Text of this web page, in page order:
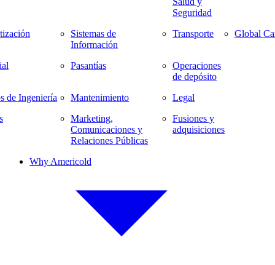
de Ingeniería
Sistemas de
Información
Pasantías
Mantenimiento
Marketing,
Comunicaciones y
Relaciones Públicas
Seguridad
Transporte
Operaciones
de depósito
Legal
Fusiones y
adquisiciones
Global
Why Americold